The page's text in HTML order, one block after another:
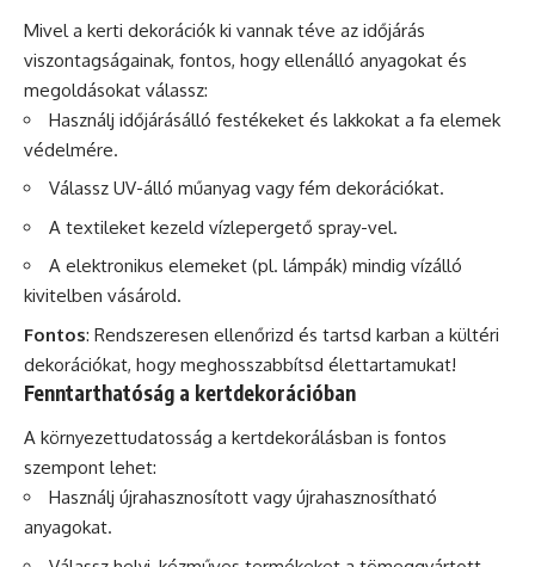
Mivel a kerti dekorációk ki vannak téve az időjárás
viszontagságainak, fontos, hogy ellenálló anyagokat és
megoldásokat válassz:
Használj időjárásálló festékeket és lakkokat a fa elemek
védelmére.
Válassz UV-álló műanyag vagy fém dekorációkat.
A textileket kezeld vízlepergető spray-vel.
A elektronikus elemeket (pl. lámpák) mindig vízálló
kivitelben vásárold.
Fontos: Rendszeresen ellenőrizd és tartsd karban a kültéri
dekorációkat, hogy meghosszabbítsd élettartamukat!
Fenntarthatóság a kertdekorációban
A környezettudatosság a kertdekorálásban is fontos
szempont lehet:
Használj újrahasznosított vagy újrahasznosítható
anyagokat.